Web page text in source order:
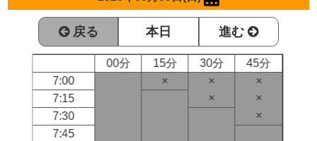
戻る 本日 進む
00分 15分 30分
45分
7:00
× ×
×
7:15
×
×
7:30
×
7:45